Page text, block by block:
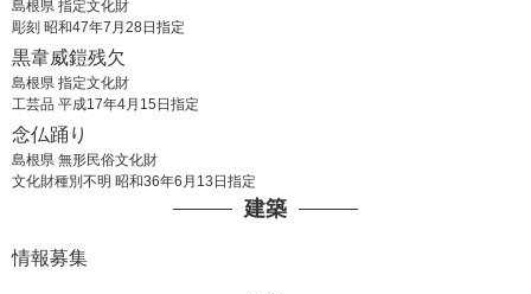
島根県 指定文化財
彫刻 昭和47年7月28日指定
黒韋威鎧残欠
島根県 指定文化財
工芸品 平成17年4月15日指定
念仏踊り
島根県 無形民俗文化財
文化財種別不明 昭和36年6月13日指定
建築
情報募集